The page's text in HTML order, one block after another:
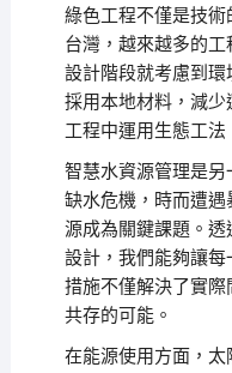
綠色工程不僅是技
台灣，越來越多的
設計階段就考慮到
採用本地材料，減
工程中運用生態工法
智慧水資源管理是
缺水危機，時而遭
源成為關鍵課題。
設計，我們能夠讓
措施不僅解決了實
共存的可能。
在能源使用方面，